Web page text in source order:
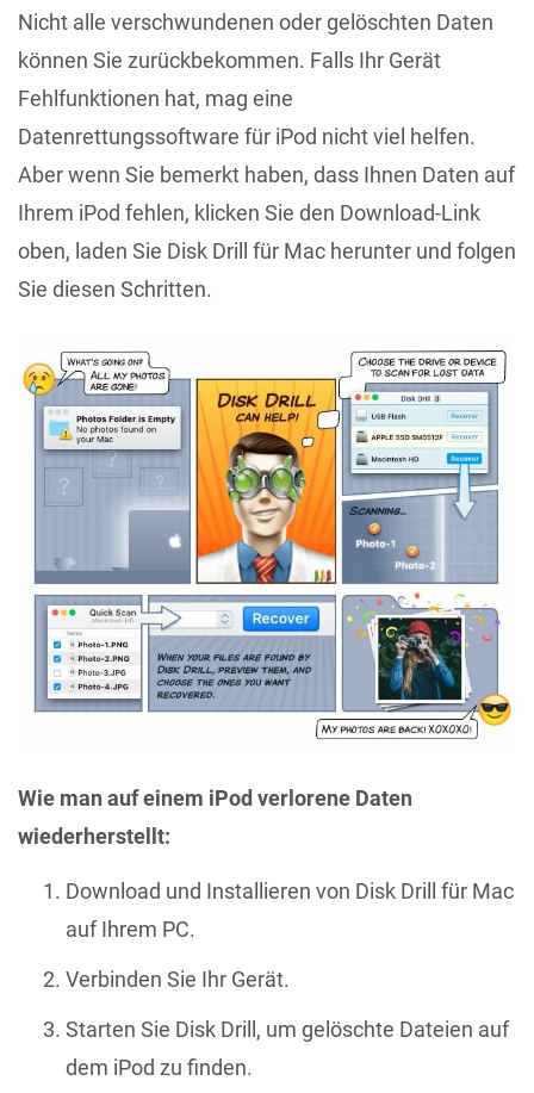
Nicht alle verschwundenen oder gelöschten Daten
können Sie zurückbekommen. Falls Ihr Gerät
Fehlfunktionen hat, mag eine
Datenrettungssoftware für iPod nicht viel helfen.
Aber wenn Sie bemerkt haben, dass Ihnen Daten auf
Ihrem iPod fehlen, klicken Sie den Download-Link
oben, laden Sie Disk Drill für Mac herunter und folgen
Sie diesen Schritten.
Wie man auf einem iPod verlorene Daten
wiederherstellt:
Download und Installieren von Disk Drill für Mac
auf Ihrem PC.
Verbinden Sie Ihr Gerät.
Starten Sie Disk Drill, um gelöschte Dateien auf
dem iPod zu finden.